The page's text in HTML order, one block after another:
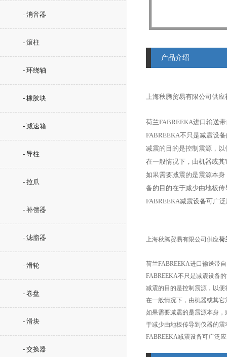
- 消音器
- 滚柱
- 环绕轴
- 橡胶块
- 减速箱
- 导柱
- 拉爪
- 补偿器
- 滤脂器
- 滑轮
- 卷盘
- 滑块
- 交换器
产品介绍
上海秋腾贸易有限公司供应
荷兰FABREEKA进口输送
FABREEKA不只是减震设
减震的目的是控制震源，
在一般情况下，由机器或
如果需要减震的是震源本
备的目的在于减少由地板
FABREEKA减震设备可广
上海秋腾贸易有限公司供应荷
荷兰FABREEKA进口输送带
FABREEKA不只是减震设备
减震的目的是控制震源，以
在一般情况下，由机器或其
如果需要减震的是震源本身
于减少由地板传导到仪器的震
FABREEKA减震设备可广泛